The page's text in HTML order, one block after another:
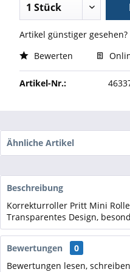
Artikel günstiger gesehen?
Bewerten
Artikel-Nr.:
Ähnliche Artikel
Beschreibung
Korrekturroller Pritt Mini
Transparentes Design,
Bewertungen
0
Bewertungen lesen,